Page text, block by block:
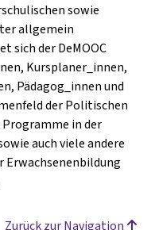
sowie
allgemein
sich der DeMOOC
Kursplaner_innen,
Pädagog_innen und
der Politischen
in der
auch viele andere
Erwachsenenbildung
Zurück zur Navigation